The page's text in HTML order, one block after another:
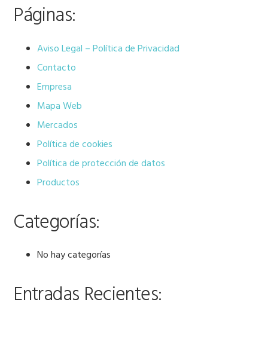
Páginas:
Aviso Legal – Política de Privacidad
Contacto
Empresa
Mapa Web
Mercados
Política de cookies
Política de protección de datos
Productos
Categorías:
No hay categorías
Entradas Recientes: